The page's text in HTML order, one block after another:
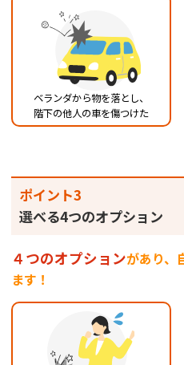
ベランダから物を落とし、
階下の他人の車を傷つけた
ポイント3
選べる4つのオプション
４つのオプションがあり、
ます！